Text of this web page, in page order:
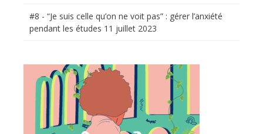
#8 - “Je suis celle qu’on ne voit pas” : gérer l’anxiété
pendant les études 11 juillet 2023